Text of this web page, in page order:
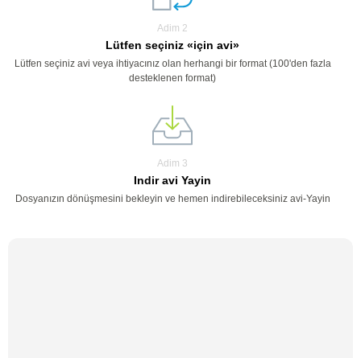
Adim 2
Lütfen seçiniz «için avi»
Lütfen seçiniz avi veya ihtiyacınız olan herhangi bir format (100'den fazla
desteklenen format)
Adim 3
Indir avi Yayin
Dosyanızın dönüşmesini bekleyin ve hemen indirebileceksiniz avi-Yayin